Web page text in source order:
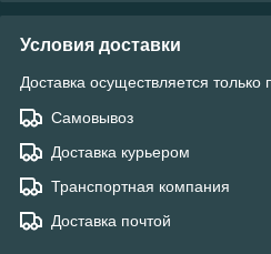
Условия доставки
Доставка осуществляется только
Самовывоз
Доставка курьером
Транспортная компания
Доставка почтой